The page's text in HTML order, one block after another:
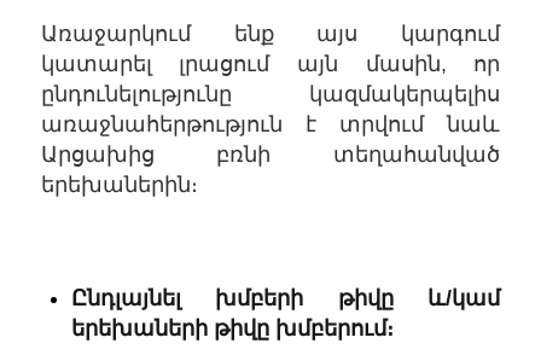
Առաջարկում ենք այս կարգում
կատարել լրացում այն մասին, որ
ընդունելությունը կազմակերպելիս
առաջնահերթություն է տրվում նաև
Արցախից բռնի տեղահանված
երեխաներին։
Ընդլայնել խմբերի թիվը և/կամ
երեխաների թիվը խմբերում։